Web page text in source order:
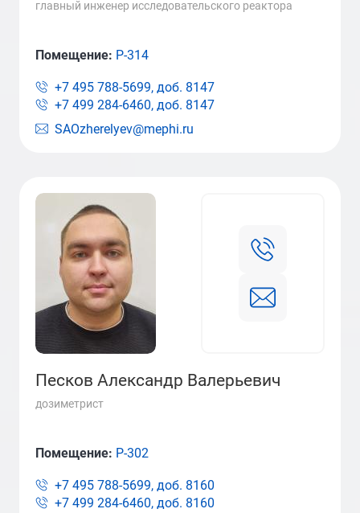
главный инженер исследовательского реактора
SAOzherelyev@mephi.ru
Помещение: Р-314
+7 495 788-5699, доб. 8147
+7 499 284-6460, доб. 8147
Песков Александр Валерьевич
дозиметрист
Помещение: Р-302
+7 495 788-5699, доб. 8160
+7 499 284-6460, доб. 8160